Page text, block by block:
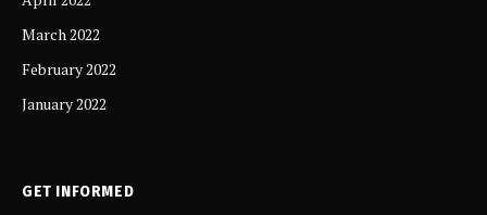
March 2022
February 2022
January 2022
GET INFORMED